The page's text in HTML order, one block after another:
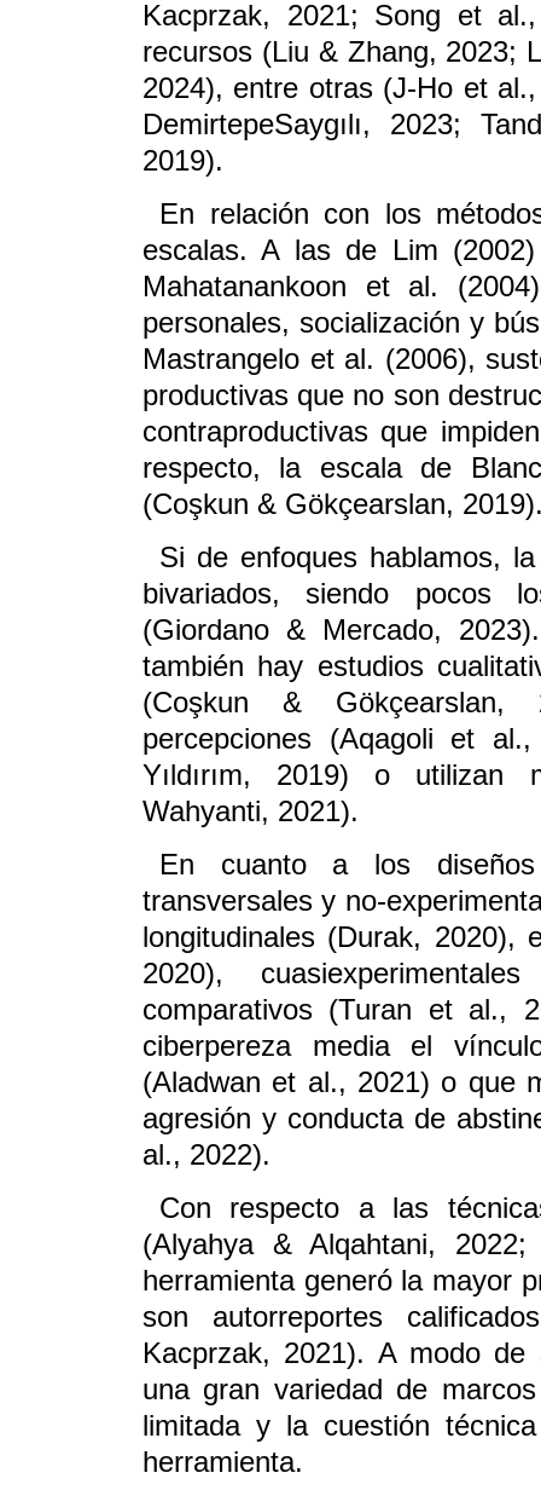
Kacprzak, 2021; Song et
recursos (Liu & Zhang, 2023;
2024), entre otras (J-Ho et
DemirtepeSaygılı, 2023;
2019).
En relación con los
escalas. A las de Lim
Mahatanankoon et al.
personales, socialización y
Mastrangelo et al. (2006),
productivas que no son
contraproductivas que
respecto, la escala de
(Coşkun & Gökçearslan,
Si de enfoques hablamos,
bivariados, siendo pocos
(Giordano & Mercado,
también hay estudios
(Coşkun & Gökçearslan,
percepciones (Aqagoli et
Yıldırım, 2019) o utilizan
Wahyanti, 2021).
En cuanto a los
transversales y no-
longitudinales (Durak, 2020),
2020),
comparativos (Turan et al.,
ciberpereza media el
(Aladwan et al., 2021) o que
agresión y conducta de
al., 2022).
Con respecto a las
(Alyahya & Alqahtani,
herramienta generó la mayor
son autorreportes
Kacprzak, 2021). A modo
una gran variedad de
limitada y la cuestión
herramienta.